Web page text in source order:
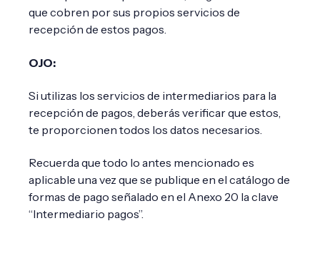
que cobren por sus propios servicios de
recepción de estos pagos.
OJO:
Si utilizas los servicios de intermediarios para la
recepción de pagos, deberás verificar que estos,
te proporcionen todos los datos necesarios.
Recuerda que todo lo antes mencionado es
aplicable una vez que se publique en el catálogo de
formas de pago señalado en el Anexo 20 la clave
“Intermediario pagos”.